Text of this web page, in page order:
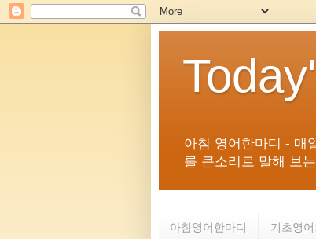
아침 영어한마디 - 매
를 큰소리로 말해 보
아침영어한마디 기초영